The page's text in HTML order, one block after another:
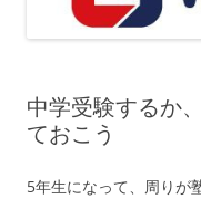
中学受験するか
ておこう
5年生になって、周りが